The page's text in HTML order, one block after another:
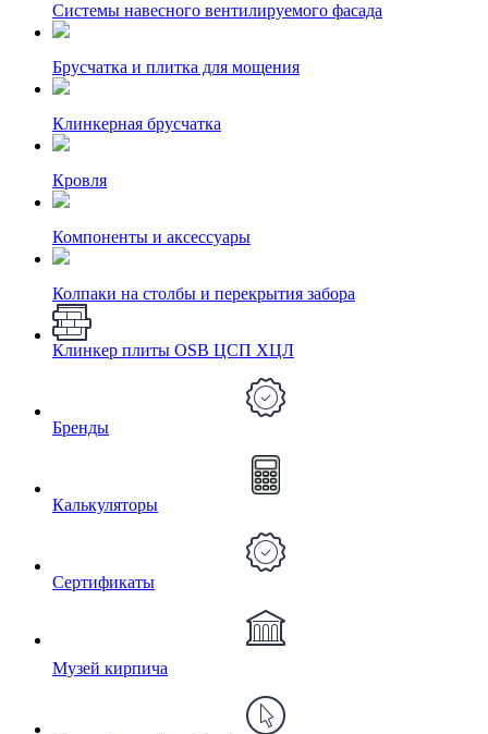
Системы навесного вентилируемого фасада
Брусчатка и плитка для мощения
Клинкерная брусчатка
Кровля
Компоненты и аксессуары
Колпаки на столбы и перекрытия забора
Клинкер плиты OSB ЦСП ХЦЛ
Бренды
Калькуляторы
Сертификаты
Музей кирпича